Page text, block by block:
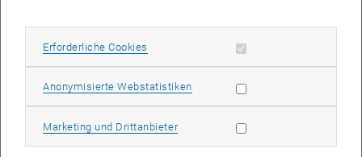
jedenfalls eventuelle zusätzliche Wegzeiten in Ihrer Tagesplanung.
Gemeinsam schaffen wir einen reibungslosen Semesterstart, wir
bedanken uns jetzt schon für die Zusammenarbeit.
Die Gesamtübersicht aller betroffener Lehrveranstaltungen und
Räume inklusive der Alternativangebote finden Sie online unter <link
Erforderliche Cookies Erforderliche Cookies zulassen
Anonymisierte WebstatistikenStatistik Cookies zulassen
Marketing und DrittanbieterMarketing Cookies zulassen